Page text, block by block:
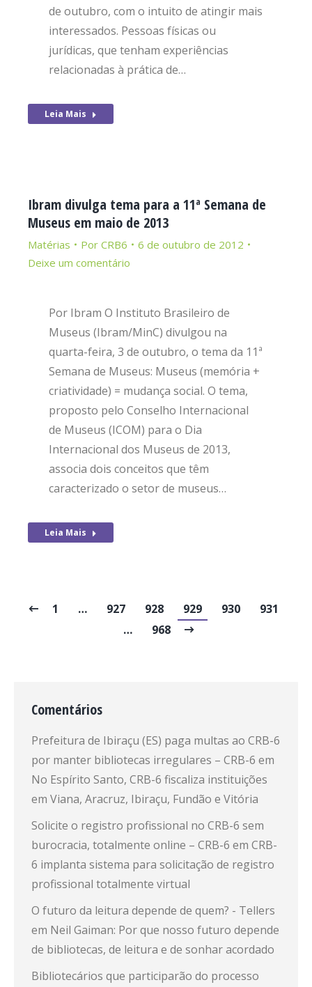
de outubro, com o intuito de atingir mais
interessados. Pessoas físicas ou
jurídicas, que tenham experiências
relacionadas à prática de…
Leia Mais
Ibram divulga tema para a 11ª Semana de
Museus em maio de 2013
Matérias Por CRB6
6 de outubro de 2012
Deixe um comentário
Por Ibram O Instituto Brasileiro de
Museus (Ibram/MinC) divulgou na
quarta-feira, 3 de outubro, o tema da 11ª
Semana de Museus: Museus (memória +
criatividade) = mudança social. O tema,
proposto pelo Conselho Internacional
de Museus (ICOM) para o Dia
Internacional dos Museus de 2013,
associa dois conceitos que têm
caracterizado o setor de museus…
Leia Mais
1 … 927 928 929 930
931
…
968
Comentários
Prefeitura de Ibiraçu (ES) paga multas ao CRB-6
por manter bibliotecas irregulares – CRB-6 em
No Espírito Santo, CRB-6 fiscaliza instituições
em Viana, Aracruz, Ibiraçu, Fundão e Vitória
Solicite o registro profissional no CRB-6 sem
burocracia, totalmente online – CRB-6 em CRB-
6 implanta sistema para solicitação de registro
profissional totalmente virtual
O futuro da leitura depende de quem? - Tellers
em Neil Gaiman: Por que nosso futuro depende
de bibliotecas, de leitura e de sonhar acordado
Bibliotecários que participarão do processo